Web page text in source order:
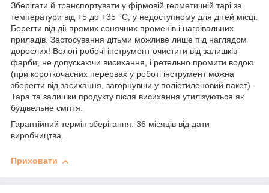
Зберігати й транспортувати у фірмовій герметичній тарі за
температури від +5 до +35 °С, у недоступному для дітей місці.
Берегти від дії прямих сонячних променів і нагрівальних
приладів. Застосування дітьми можливе лише під наглядом
дорослих! Вологі робочі інструмент очистити від залишків
фарби, не допускаючи висихання, і ретельно промити водою
(при короткочасних перервах у роботі інструмент можна
зберегти від засихання, загорнувши у поліетиленовий пакет).
Тара та залишки продукту після висихання утилізуються як
будівельне сміття.
Гарантійний термін зберігання: 36 місяців від дати
виробництва.
Приховати